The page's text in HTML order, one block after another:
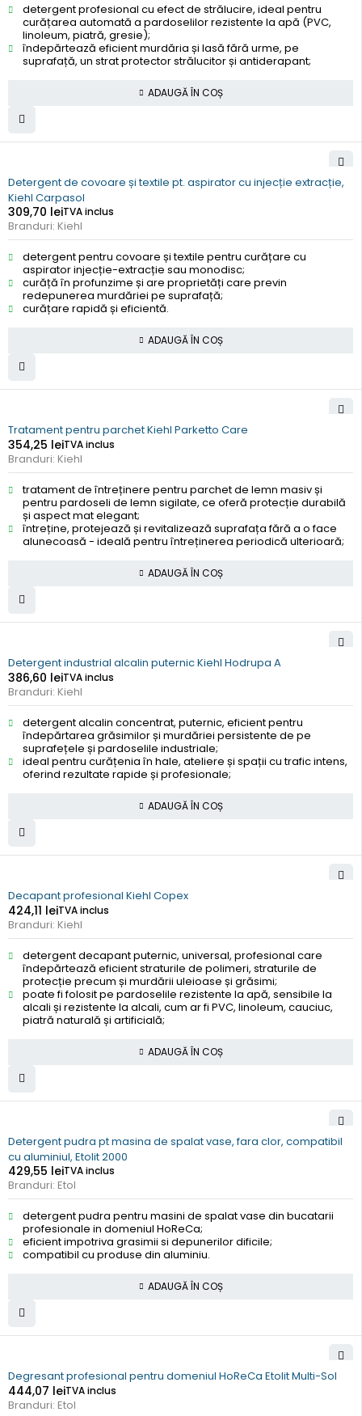
detergent profesional cu efect de strălucire, ideal pentru
curățarea automată a pardoselilor rezistente la apă (PVC,
linoleum, piatră, gresie);
îndepărtează eficient murdăria și lasă fără urme, pe
suprafață, un strat protector strălucitor și antiderapant;
ADAUGĂ ÎN COȘ
Detergent de covoare și textile pt. aspirator cu injecție extracție,
Kiehl Carpasol
309,70 leiTVA inclus
Branduri: Kiehl
detergent pentru covoare și textile pentru curățare cu
aspirator injecție-extracție sau monodisc;
curăță în profunzime și are proprietăți care previn
redepunerea murdăriei pe suprafață;
curățare rapidă și eficientă.
ADAUGĂ ÎN COȘ
Tratament pentru parchet Kiehl Parketto Care
354,25 leiTVA inclus
Branduri: Kiehl
tratament de întreținere pentru parchet de lemn masiv și
pentru pardoseli de lemn sigilate, ce oferă protecție durabilă
și aspect mat elegant;
întreține, protejează și revitalizează suprafața fără a o face
alunecoasă - ideală pentru întreținerea periodică ulterioară;
ADAUGĂ ÎN COȘ
Detergent industrial alcalin puternic Kiehl Hodrupa A
386,60 leiTVA inclus
Branduri: Kiehl
detergent alcalin concentrat, puternic, eficient pentru
îndepărtarea grăsimilor și murdăriei persistente de pe
suprafețele și pardoselile industriale;
ideal pentru curățenia în hale, ateliere și spații cu trafic intens,
oferind rezultate rapide și profesionale;
ADAUGĂ ÎN COȘ
Decapant profesional Kiehl Copex
424,11 leiTVA inclus
Branduri: Kiehl
detergent decapant puternic, universal, profesional care
îndepărtează eficient straturile de polimeri, straturile de
protecție precum și murdării uleioase și grăsimi;
poate fi folosit pe pardoselile rezistente la apă, sensibile la
alcali și rezistente la alcali, cum ar fi PVC, linoleum, cauciuc,
piatră naturală și artificială;
ADAUGĂ ÎN COȘ
Detergent pudra pt masina de spalat vase, fara clor, compatibil
cu aluminiul, Etolit 2000
429,55 leiTVA inclus
Branduri: Etol
detergent pudra pentru masini de spalat vase din bucatarii
profesionale in domeniul HoReCa;
eficient impotriva grasimii si depunerilor dificile;
compatibil cu produse din aluminiu.
ADAUGĂ ÎN COȘ
Degresant profesional pentru domeniul HoReCa Etolit Multi-Sol
444,07 leiTVA inclus
Branduri: Etol